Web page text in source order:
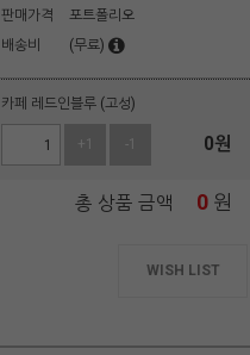
판매가격
포트폴리오
배송비
(무료)
카페 레드인블루 (고성)
+1 -1 0원
총 상품 금액 0 원
WISH LIST